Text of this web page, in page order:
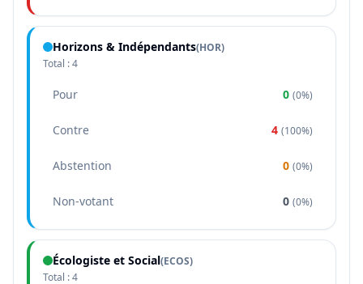
Horizons & Indépendants(HOR)
Total :4
Pour 0 (0%)
Contre 4 (100%)
Abstention 0 (0%)
Non-votant 0 (0%)
Écologiste et Social(ECOS)
Total :4